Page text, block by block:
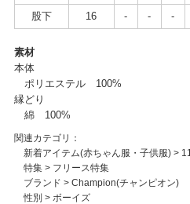
股下 16 - - -
素材
本体
ポリエステル 100%
縁どり
綿 100%
関連カテゴリ：
新着アイテム(赤ちゃん服・子供服)>
特集> フリース特集
ブランド > Champion(チャンピオン)
性別 > ボーイズ